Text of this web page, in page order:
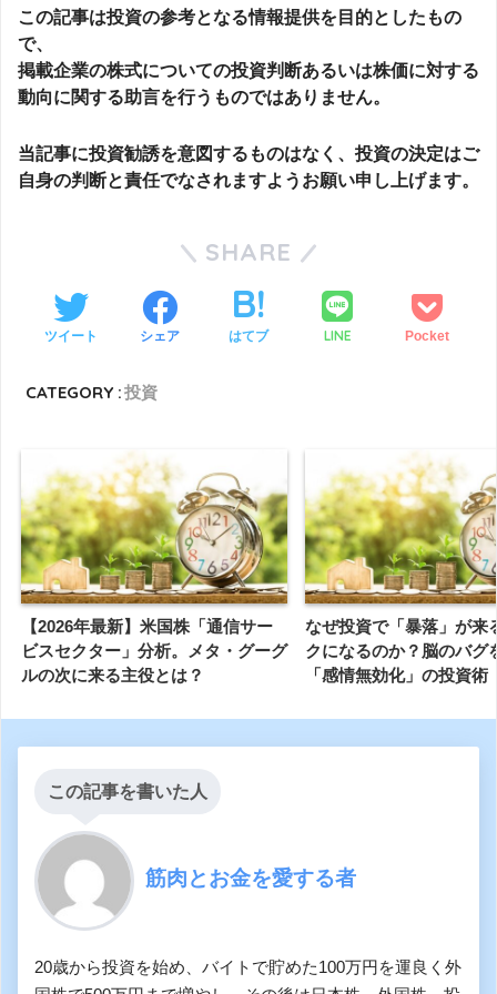
この記事は投資の参考となる情報提供を目的としたもの
で、
掲載企業の株式についての投資判断あるいは株価に対する
動向に関する助言を行うものではありません。
当記事に投資勧誘を意図するものはなく、投資の決定はご
自身の判断と責任でなされますようお願い申し上げます。
SHARE
ツイート シェア はてブ LINE Pocket
CATEGORY :投資
【2026年最新】米国株「通信サー
ビスセクター」分析。メタ・グーグ
ルの次に来る主役とは？
なぜ投資で「暴落」が来
クになるのか？脳のバグ
「感情無効化」の投資術
この記事を書いた人
筋肉とお金を愛する者
20歳から投資を始め、バイトで貯めた100万円を運良く外